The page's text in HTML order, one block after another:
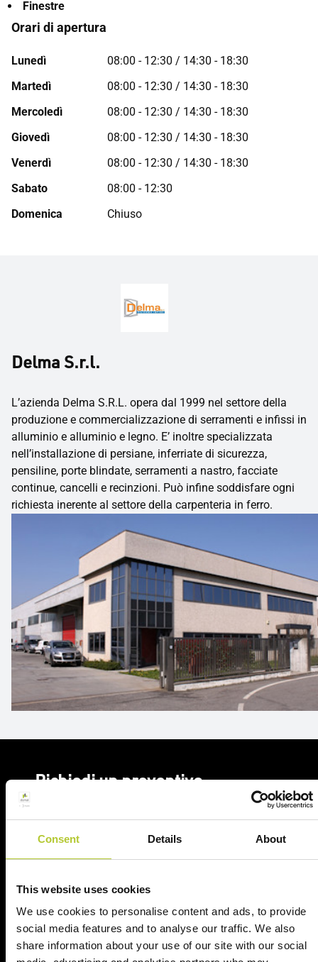
Consent Details About
This website uses cookies
We use cookies to personalise content and ads, to provide
social media features and to analyse our traffic. We also
share information about your use of our site with our social
Finestre
Orari di apertura
Lunedì
08:00 - 12:30 / 14:30 - 18:30
Martedì
08:00 - 12:30 / 14:30 - 18:30
Mercoledì
08:00 - 12:30 / 14:30 - 18:30
Giovedì
08:00 - 12:30 / 14:30 - 18:30
Venerdì
08:00 - 12:30 / 14:30 - 18:30
Sabato
08:00 - 12:30
Domenica
Chiuso
Delma S.r.l.
L’azienda Delma S.R.L. opera dal 1999 nel settore della
produzione e commercializzazione di serramenti e infissi in
alluminio e alluminio e legno. E’ inoltre specializzata
nell’installazione di persiane, inferriate di sicurezza,
pensiline, porte blindate, serramenti a nastro, facciate
continue, cancelli e recinzioni. Può infine soddisfare ogni
richiesta inerente al settore della carpenteria in ferro.
Richiedi un preventivo
Il tuo nome, cognome e l'indirizzo del tuo progetto
Cognome